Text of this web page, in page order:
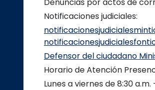
Notificaciones judiciales:
Defensor del ciudadano
Horario de Atención
Lunes a viernes de 8:30